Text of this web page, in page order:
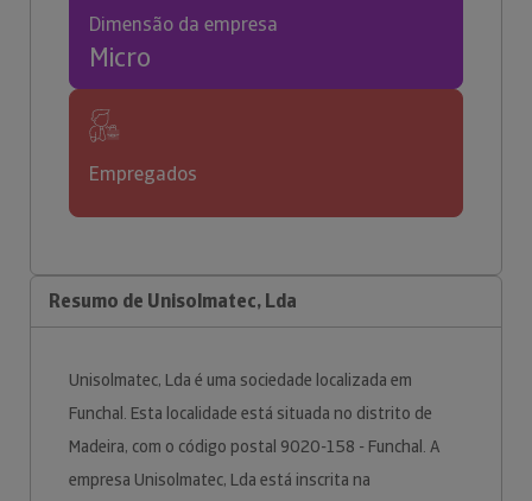
Dimensão da empresa
Micro
Empregados
Resumo de Unisolmatec, Lda
Unisolmatec, Lda é uma sociedade localizada em
Funchal. Esta localidade está situada no distrito de
Madeira, com o código postal 9020-158 - Funchal. A
empresa Unisolmatec, Lda está inscrita na